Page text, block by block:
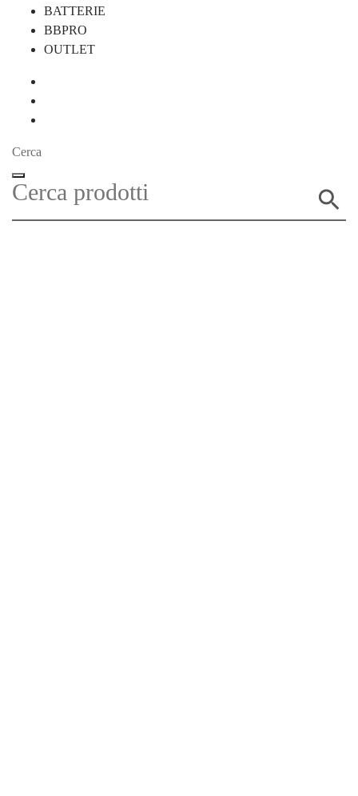
BATTERIE
BBPRO
OUTLET
Cerca